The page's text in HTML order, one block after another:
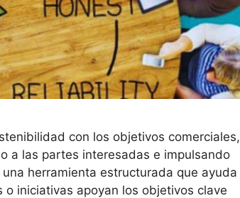
con los objetivos comerciales,
a las partes interesadas e impulsando
herramienta estructurada que ayuda
iniciativas apoyan los objetivos clave